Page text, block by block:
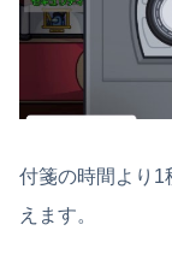
付箋の時間より1
えます。